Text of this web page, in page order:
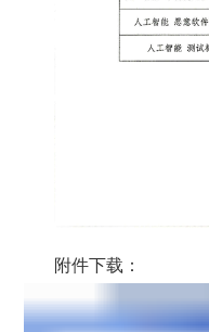
附件下载：